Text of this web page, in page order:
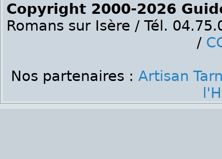
Copyright 2000-2026
Romans sur Isère / Tél.
/
Nos partenaires : Artisan